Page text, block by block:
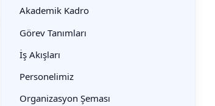
Akademik Kadro
Görev Tanımları
İş Akışları
Personelimiz
Organizasyon Şeması